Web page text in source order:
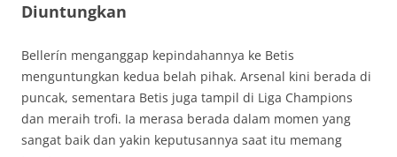
Diuntungkan
Bellerín menganggap kepindahannya ke Betis
menguntungkan kedua belah pihak. Arsenal kini berada di
puncak, sementara Betis juga tampil di Liga Champions
dan meraih trofi. Ia merasa berada dalam momen yang
sangat baik dan yakin keputusannya saat itu memang